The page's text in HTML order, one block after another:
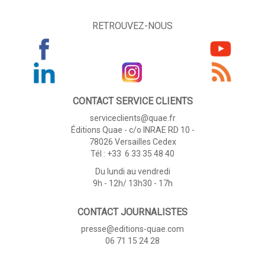
RETROUVEZ-NOUS
CONTACT SERVICE CLIENTS
serviceclients@quae.fr
Éditions Quae - c/o INRAE RD 10 -
78026 Versailles Cedex
Tél : +33 6 33 35 48 40
Du lundi au vendredi
9h - 12h/ 13h30 - 17h
CONTACT JOURNALISTES
presse@editions-quae.com
06 71 15 24 28